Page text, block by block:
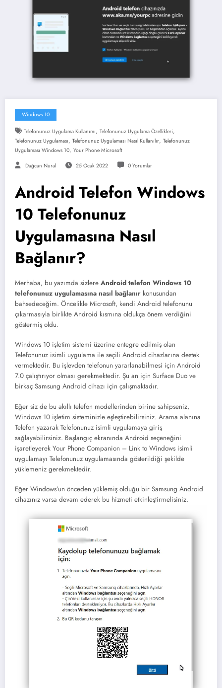
Windows 10
Telefonunuz Uygulama Kullanımı, Telefonunuz Uygulama Özellikleri,
Telefonunuz Uygulaması, Telefonunuz Uygulaması Nasıl Kullanılır, Telefonunuz
Uygulaması Windows 10, Your Phone Microsoft
Dağcan Nural 25 Ocak 2022 0 Yorumlar
Android Telefon Windows
10 Telefonunuz
Uygulamasına Nasıl
Bağlanır?
Merhaba, bu yazımda sizlere Android telefon Windows 10
telefonunuz uygulamasına nasıl bağlanır konusundan
bahsedeceğim. Öncelikle Microsoft, kendi Android telefonunu
çıkarmasıyla birlikte Android kısmına oldukça önem verdiğini
göstermiş oldu.
Windows 10 işletim sistemi üzerine entegre edilmiş olan
Telefonunuz isimli uygulama ile seçili Android cihazlarına destek
vermektedir. Bu işlevden telefonun yararlanabilmesi için Android
7.0 çalıştırıyor olması gerekmektedir. Şu an için Surface Duo ve
birkaç Samsung Android cihazı için çalışmaktadır.
Eğer siz de bu akıllı telefon modellerinden birine sahipseniz,
Windows 10 işletim sisteminizle eşleştirebilirsiniz. Arama alanına
Telefon yazarak Telefonunuz isimli uygulamaya giriş
sağlayabilirsiniz. Başlangıç ekranında Android seçeneğini
işaretleyerek Your Phone Companion – Link to Windows isimli
uygulamayı Telefonunuz uygulamasında gösterildiği şekilde
yüklemeniz gerekmektedir.
Eğer Windows’un önceden yüklemiş olduğu bir Samsung Android
cihazınız varsa devam ederek bu hizmeti etkinleştirmelisiniz.